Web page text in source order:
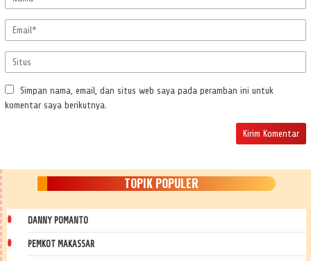
Simpan nama, email, dan situs web saya pada peramban ini untuk
komentar saya berikutnya.
TOPIK POPULER
DANNY POMANTO
PEMKOT MAKASSAR